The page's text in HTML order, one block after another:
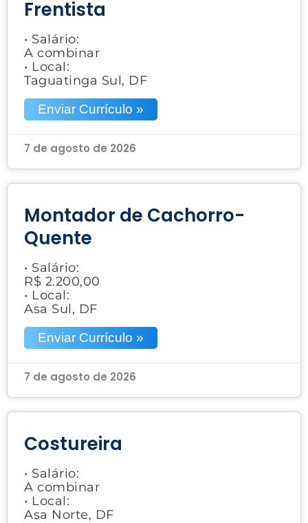
Frentista
• Salário:
A combinar
• Local:
Taguatinga Sul, DF
Enviar Currículo »
7 de agosto de 2026
Montador de Cachorro-
Quente
• Salário:
R$ 2.200,00
• Local:
Asa Sul, DF
Enviar Currículo »
7 de agosto de 2026
Costureira
• Salário:
A combinar
• Local:
Asa Norte, DF